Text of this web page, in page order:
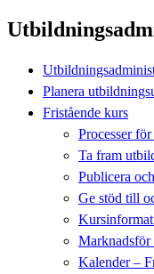
Planera
Fristående kurs
Processer
Ta fram
Publicera
Ge stöd till
Marknadsför
Kalender –